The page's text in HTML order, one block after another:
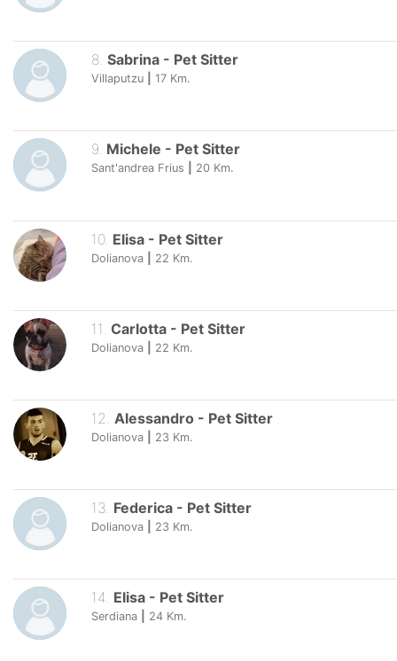
8. Sabrina - Pet Sitter
Villaputzu 17 Km.
9. Michele - Pet Sitter
Sant'andrea Frius 20 Km.
10. Elisa - Pet Sitter
Dolianova 22 Km.
11 Carlotta - Pet Sitter
Dolianova 22 Km.
12 Alessandro - Pet Sitter
Dolianova 23 Km.
13. Federica - Pet Sitter
Dolianova 23 Km.
14. Elisa - Pet Sitter
Serdiana 24 Km.